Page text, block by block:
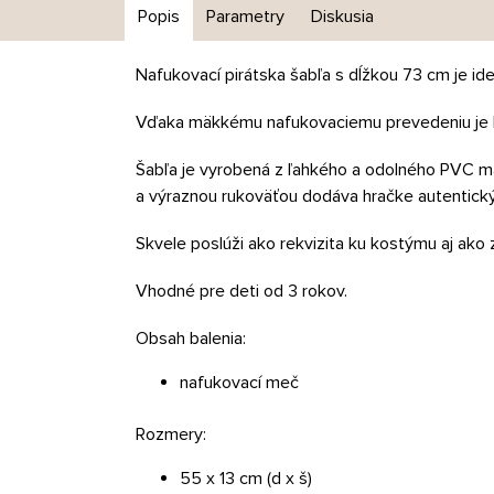
Popis Parametry Diskusia
Nafukovací pirátska šabľa s dĺžkou 73 cm je
Vďaka mäkkému nafukovaciemu prevedeniu
Šabľa je vyrobená z ľahkého a odolného PVC
a výraznou rukoväťou dodáva hračke
Skvele poslúži ako rekvizita ku kostýmu aj ako
Vhodné pre deti od 3 rokov.
Obsah balenia:
nafukovací meč
Rozmery:
55 x 13 cm (d x š)